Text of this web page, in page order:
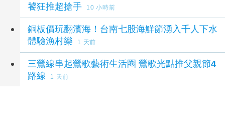
饕狂推超搶手
10 小時前
銅板價玩翻濱海！台南七股海鮮節湧入千人下水
體驗漁村樂
1 天前
三鶯線串起鶯歌藝術生活圈 鶯歌光點推父親節4
路線
1 天前